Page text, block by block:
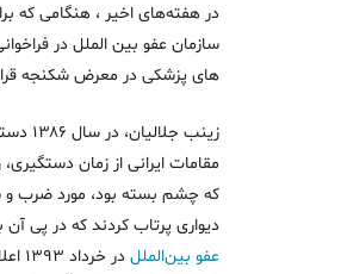
در هفته‌های اخیر ، هنگامی که
های پزشکی در معرض شکنجه
زینب جلالیان، در سال ۱۳۸۶ دستگیر شد و از سال ۱۳۸۷ در زندان خوی استان آذربایجان غربی نگهداری شده است.
مقامات ایرانی از زمان
كه چشم بسته بود، مورد ضرب و
دیواری پرتاب کردند كه در پی
عفو بین‌الملل
در